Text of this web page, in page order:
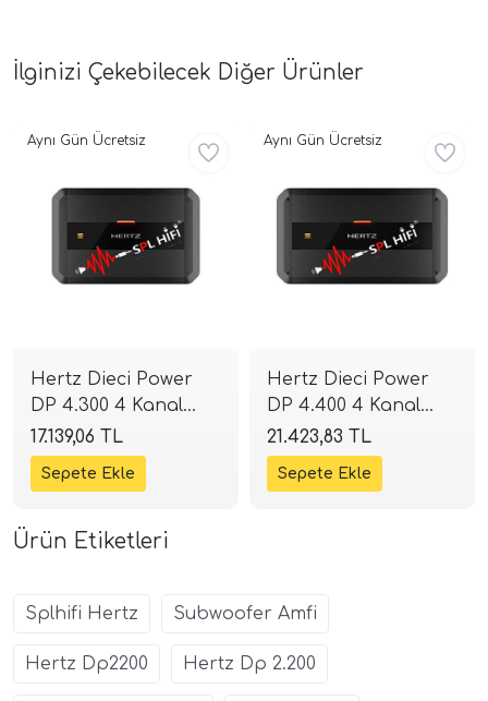
İlginizi Çekebilecek Diğer Ürünler
Hertz Dieci Power
DP 4.300 4 Kanal
Amfi | 4x75W RMS
Class-AB | SPLHIFI
17.139,06 TL
Aynı Gün Ücretsiz
Hertz Dieci Power
DP 4.400 4 Kanal
Amfi | 4x90W RMS
Class-AB | SPLHIFI
21.423,83 TL
Aynı Gün Ücretsiz
Ürün Etiketleri
Splhifi Hertz Subwoofer Amfi
Hertz Dp2200 Hertz Dp 2.200